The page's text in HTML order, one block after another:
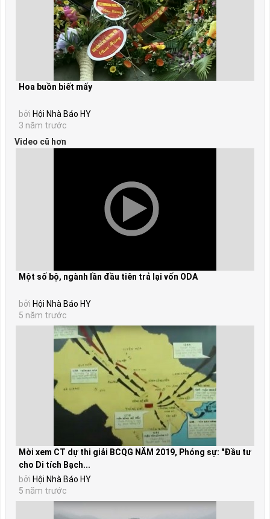
Hoa buồn biết mấy
bởi Hội Nhà Báo HY
3 năm trước
Video cũ hơn
Một số bộ, ngành lần đầu tiên trả lại vốn ODA
bởi Hội Nhà Báo HY
5 năm trước
Mời xem CT dự thi giải BCQG NĂM 2019, Phóng sự: "Đầu tư
cho Di tích Bạch...
bởi Hội Nhà Báo HY
5 năm trước